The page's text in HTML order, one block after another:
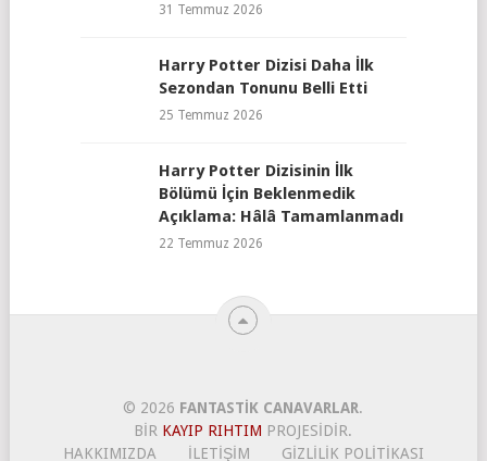
31 Temmuz 2026
Harry Potter Dizisi Daha İlk
Sezondan Tonunu Belli Etti
25 Temmuz 2026
Harry Potter Dizisinin İlk
Bölümü İçin Beklenmedik
Açıklama: Hâlâ Tamamlanmadı
22 Temmuz 2026
© 2026 FANTASTIK CANAVARLAR.
BIR KAYIP RIHTIM PROJESIDIR.
HAKKIMIZDA
İLETIŞIM GIZLILIK POLITIKASI